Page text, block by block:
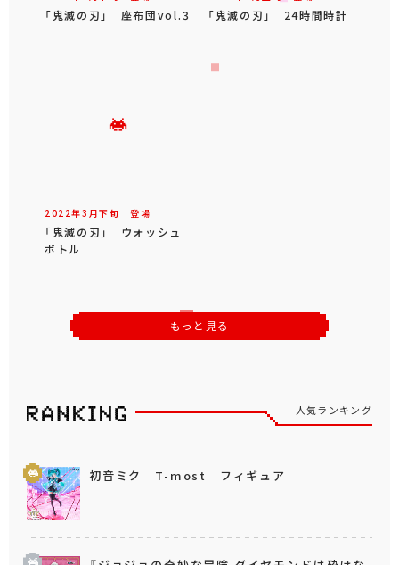
「鬼滅の刃」 座布団vol.3 「鬼滅の刃」 24時間時計
2022年3 月下旬 登場
「鬼滅の刃」 ウォッシュ
ボトル
もっと見る
人気ランキング
初音ミク T-most フィギュア